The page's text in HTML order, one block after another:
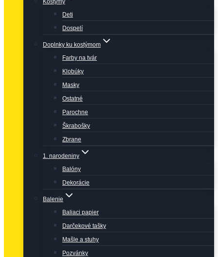
Kostýmy
Deti
Dospelí
Doplnky ku kostýmom
Farby na tvár
Klobúky
Masky
Ostatné
Parochne
Škrabošky
Zbrane
1. narodeniny
Balóny
Dekorácie
Balenie
Baliaci papier
Darčekové tašky
Mašle a stuhy
Pozvánky